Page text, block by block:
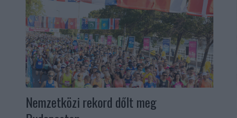
Nemzetközi rekord dőlt meg